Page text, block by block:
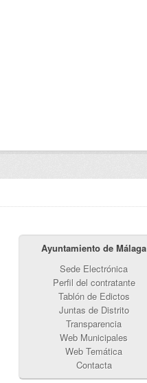
Ayuntamiento de Málaga
Sede Electrónica
Perfil del contratante
Tablón de Edictos
Juntas de Distrito
Transparencia
Web Municipales
Web Temática
Contacta